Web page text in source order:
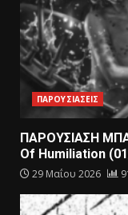
ΠΑΡΟΥΣΙΑΣΕΙΣ
ΠΑΡΟΥΣΙΑΣΗ
Of Humiliation
29 Μαΐου 2026